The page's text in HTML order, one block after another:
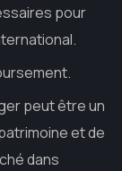
pour
peut être un
et de
dans